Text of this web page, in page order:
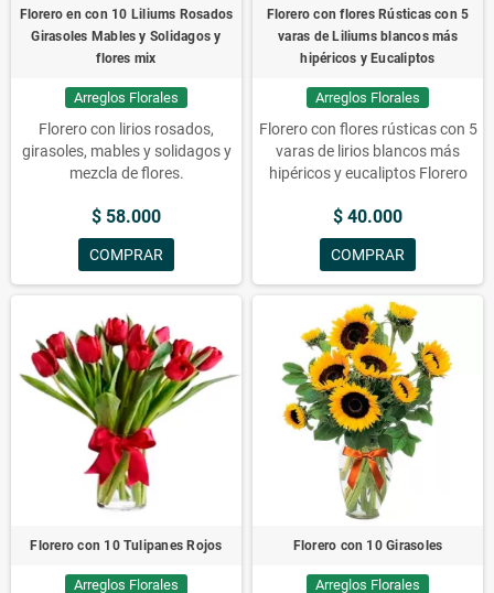
Florero en con 10 Liliums Rosados
Girasoles Mables y Solidagos y
flores mix
Arreglos Florales
Florero con lirios rosados,
girasoles, mables y solidagos y
mezcla de flores.
$ 58.000
COMPRAR
Florero con flores Rústicas con 5
varas de Liliums blancos más
hipéricos y Eucaliptos
Arreglos Florales
Florero con flores rústicas con 5
varas de lirios blancos más
hipéricos y eucaliptos Florero
de lirios blancos más hipéricos y
eucaliptosFlorero con flores
rústicas con 5 varas de lirios
blancos más hipéricos y
Florero con flores
rústicas con 5 varas de lirios
blancos más hipéricos y
eucaliptosFlorero con flores,
flores, lirios, florero, blancos,
hipéricos, rústicas, florero con
flores rústicas con, eucaliptus
$ 40.000
COMPRAR
Florero con 10 Tulipanes Rojos
Arreglos Florales
Florero con 10 Girasoles
Arreglos Florales